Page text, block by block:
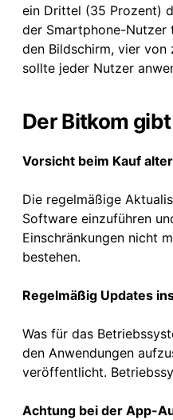
ein Drittel (35 Prozent)
der Smartphone-Nutzer
den Bildschirm, vier von
sollte jeder Nutzer
Der Bitkom
Vorsicht beim Kauf
Die regelmäßige
Software einzuführen
Einschränkungen nicht
bestehen.
Regelmäßig Updates
Was für das
den Anwendungen
veröffentlicht.
Achtung bei der App-